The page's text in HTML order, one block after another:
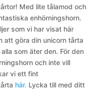
Med lite tålamod och
enhörningshorn.
som vi har visat här
att göra din unicorn tårta
som äter den. För den
och inte vill
vi ett fint
här. Lycka till med ditt